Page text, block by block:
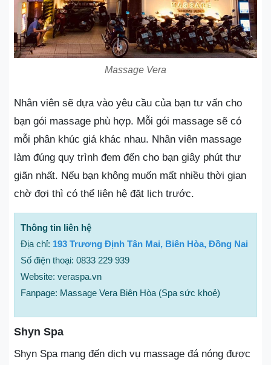
Massage Vera
Nhân viên sẽ dựa vào yêu cầu của bạn tư vấn cho
bạn gói massage phù hợp. Mỗi gói massage sẽ có
mỗi phân khúc giá khác nhau. Nhân viên massage
làm đúng quy trình đem đến cho bạn giây phút thư
giãn nhất. Nếu bạn không muốn mất nhiều thời gian
chờ đợi thì có thể liên hệ đặt lịch trước.
Thông tin liên hệ
Địa chỉ: 193 Trương Định Tân Mai, Biên Hòa, Đồng Nai
Số điện thoại: 0833 229 939
Website: veraspa.vn
Fanpage: Massage Vera Biên Hòa (Spa sức khoẻ)
Shyn Spa
Shyn Spa mang đến dịch vụ massage đá nóng được